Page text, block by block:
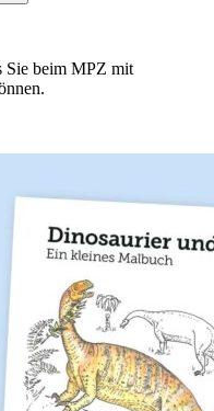
Sie beim MPZ mit